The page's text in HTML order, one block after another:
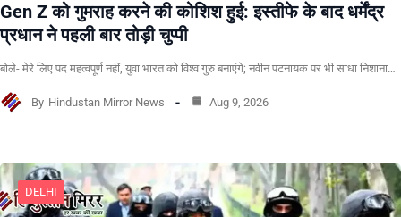
Gen Z को गुमराह करने की कोशिश हुई: इस्तीफे के बाद धर्मेंद्र
प्रधान ने पहली बार तोड़ी चुप्पी
बोले- मेरे लिए पद महत्वपूर्ण नहीं, युवा भारत को विश्व गुरु बनाएंगे; नवीन पटनायक पर भी साधा निशाना…
By Hindustan Mirror News Aug 9, 2026
DELHI